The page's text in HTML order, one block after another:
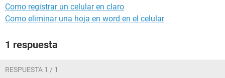
Como registrar un celular en claro
Como eliminar una hoja en word en el celular
1 respuesta
RESPUESTA 1 / 1